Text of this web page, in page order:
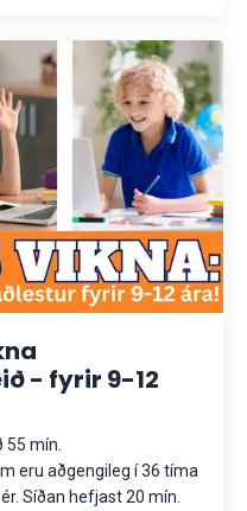
- fyrir 9-12
mín.
eru aðgengileg í 36 tíma
Síðan hefjast 20 mín.